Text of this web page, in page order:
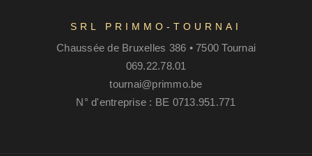
SRL PRIMMO-TOURNAI
Chaussée de Bruxelles 386 • 7500 Tournai
069.22.78.01
tournai@primmo.be
N° d'entreprise : BE 0713.951.771